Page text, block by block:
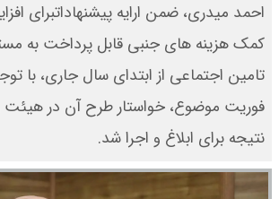
احمد میدری، ضمن ارایه پیشنهاداتبرای
کمک هزینه های جنبی قابل پرداخت به
تامین اجتماعی از ابتدای سال جاری، با
فوریت موضوع، خواستار طرح آن در هیئت
نتیجه برای ابلاغ و اجرا شد.